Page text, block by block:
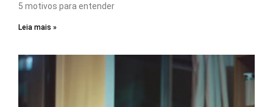
5 motivos para entender
Leia mais »